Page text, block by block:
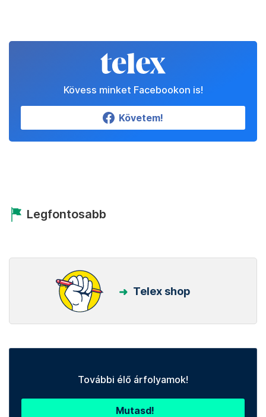
Kövess minket Facebookon is!
Követem!
Legfontosabb
Telex shop
További élő árfolyamok!
Mutasd!